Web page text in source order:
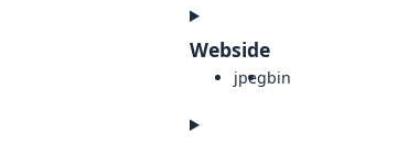
Webside
jpegbin